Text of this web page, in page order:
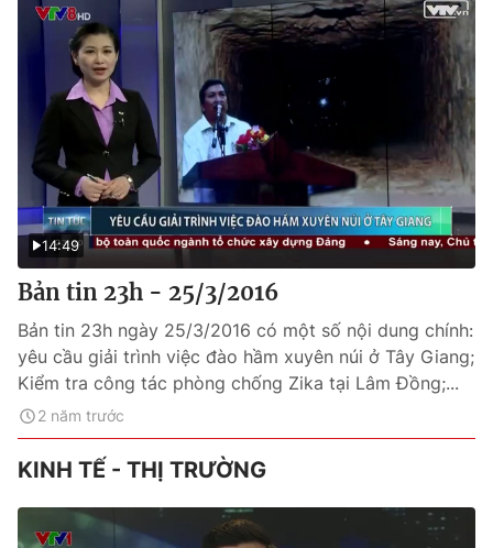
14:49
Bản tin 23h - 25/3/2016
Bản tin 23h ngày 25/3/2016 có một số nội dung chính:
yêu cầu giải trình việc đào hầm xuyên núi ở Tây Giang;
Kiểm tra công tác phòng chống Zika tại Lâm Đồng;...
2 năm trước
KINH TẾ - THỊ TRƯỜNG